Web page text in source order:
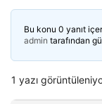
Bu konu 0 yanıt
admin tarafından
1 yazı